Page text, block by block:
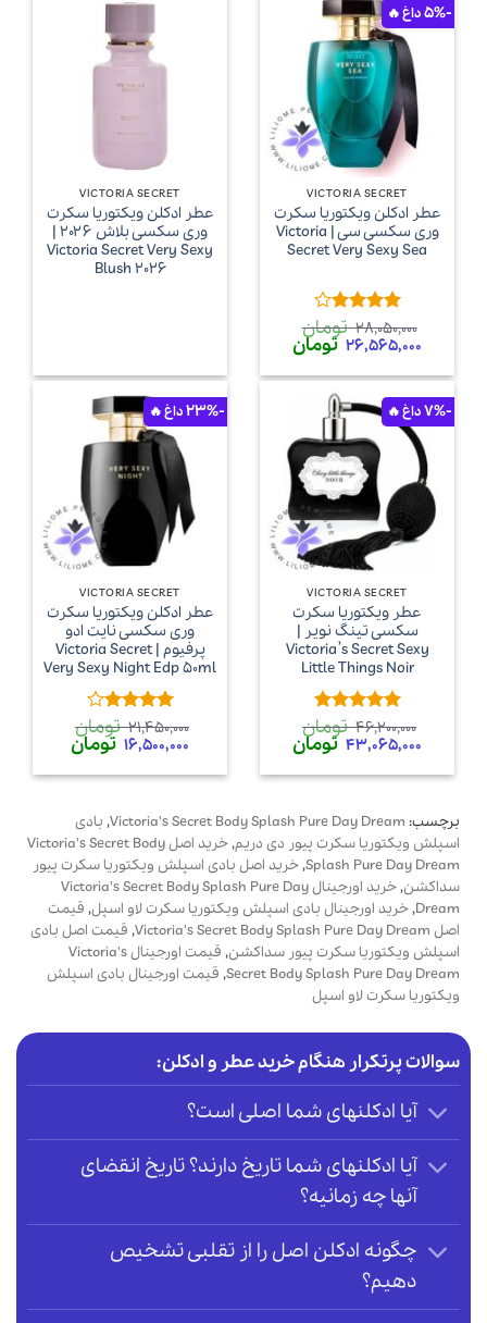
-5%
VICTORIA SECRET
عطر ادکلن ویکتوریا سکرت
وری سکسی سی | Victoria
Secret Very Sexy Sea
امتیاز4
از 5
28,050,000 تومان
قیمت
اصلی
28,050,000 تومان
بود.
26,565,000 تومان
26,565,000 تومان
است.
VICTORIA SECRET
عطر ادکلن ویکتوریا سکرت
وری سکسی بلاش ۲۰۲۶ |
Victoria Secret Very Sexy
Blush 2026
-7%
VICTORIA SECRET
عطر ویکتوریا سکرت
سکسی تینگ نویر |
Victoria’s Secret Sexy
Little Things Noir
امتیاز5از
5
46,200,000 تومان
قیمت
اصلی
46,200,000 تومان
بود.
43,065,000 تومان
43,065,000 تومان
است.
-23%
VICTORIA SECRET
عطر ادکلن ویکتوریا سکرت
وری سکسی نایت ادو
پرفیوم | Victoria Secret
Very Sexy Night Edp 50ml
امتیاز4
از 5
21,450,000 تومان
قیمت
اصلی
21,450,000 تومان
بود.
16,500,000 تومان
است.
برچسب: Victoria's Secret Body Splash Pure Day Dream
, بادی
اسپلش ویکتوریا سکرت پیور دی دریم,
خرید اصل Victoria's Secret Body
Splash Pure Day Dream
,خرید اصل بادی اسپلش ویکتوریا سکرت پیور
سداکشن,
خرید اورجینال Victoria's Secret Body Splash Pure Day
Dream
,خرید اورجینال بادی اسپلش ویکتوریا سکرت لاو اسپل, قیمت
اصل Victoria's Secret Body Splash Pure Day Dream
, قیمت اصل بادی
اسپلش ویکتوریا سکرت پیور سداکشن,
قیمت اورجینال Victoria's
Secret Body Splash Pure Day Dream
, قیمت اورجینال بادی اسپلش
ویکتوریا سکرت لاو اسپل
سوالات پرتکرار هنگام خرید عطر و ادکلن:
آیا ادکلنهای شما اصلی است؟
آیا ادکلنهای شما تاریخ دارند؟ تاریخ انقضای
آنها چه زمانیه؟
چگونه ادکلن اصل را از تقلبی تشخیص
دهیم؟